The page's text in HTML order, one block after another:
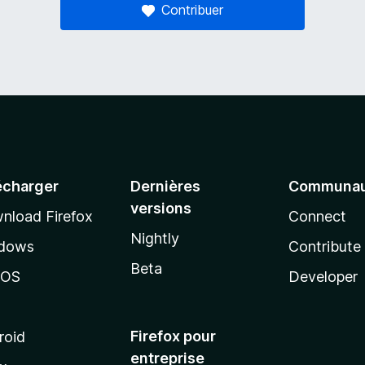
Contribuer
Firefox
Dernières
versions
Nightly
Beta
Firefox pour
entreprise
Connect
Contribute
Developer